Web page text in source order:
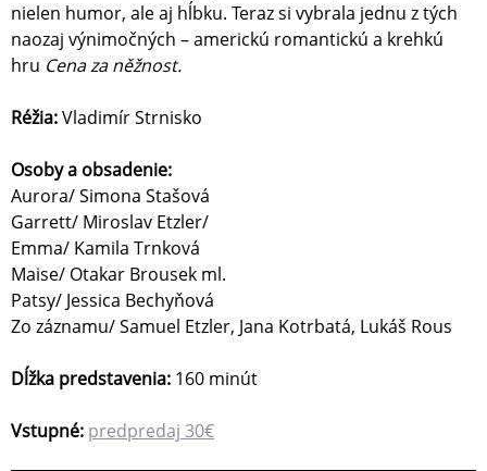
nielen humor, ale aj hĺbku. Teraz si vybrala jednu z tých
naozaj výnimočných – americkú romantickú a krehkú
hru Cena za něžnost.
Réžia:Vladimír Strnisko
Osoby a obsadenie:
Aurora/ Simona Stašová
Garrett/ Miroslav Etzler/
Emma/ Kamila Trnková
Maise/ Otakar Brousek ml.
Patsy/ Jessica Bechyňová
Zo záznamu/ Samuel Etzler, Jana Kotrbatá, Lukáš Rous
Dĺžka predstavenia: 160 minút
Vstupné: predpredaj 30€